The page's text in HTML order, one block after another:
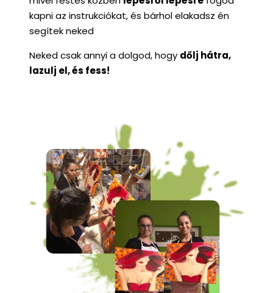
kapni az instrukciókat, és bárhol elakadsz én
segítek neked
Neked csak annyi a dolgod, hogy dőlj hátra,
lazulj el, és fess!